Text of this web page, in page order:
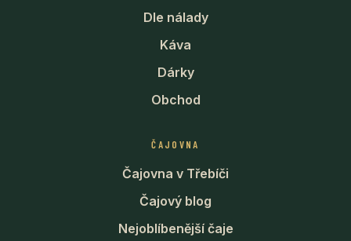
Dle nálady
Káva
Dárky
Obchod
ČAJOVNA
Čajovna v Třebíči
Čajový blog
Nejoblíbenější čaje